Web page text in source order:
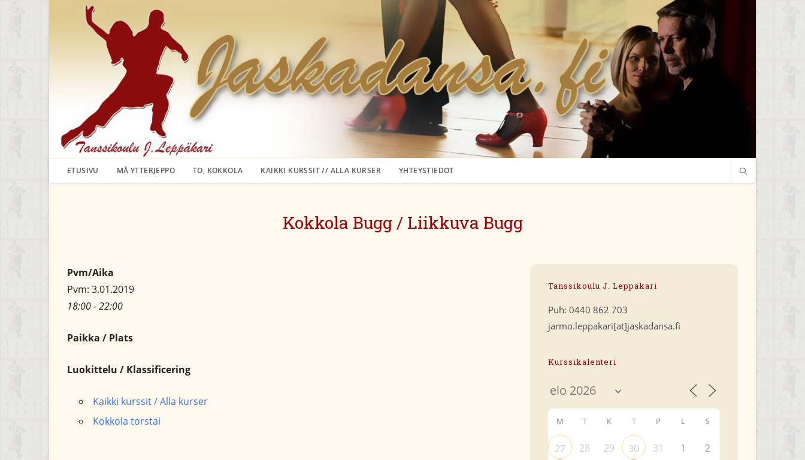
ETUSIVU MÅ YTTERJEPPO TO, KOKKOLA KAIKKI KURSSIT // ALLA KURSER YHTEYSTIEDOT
Kokkola Bugg / Liikkuva Bugg
Pvm/Aika
Pvm: 3.01.2019
18:00 - 22:00
Paikka / Plats
Luokittelu / Klassificering
Kaikki kurssit / Alla kurser
Kokkola torstai
Tanssikoulu J. Leppäkari
Puh: 0440 862 703
jarmo.leppakari[at]jaskadansa.fi
Kurssikalenteri
M T K T P L S
27 28 29 30 31 1
2